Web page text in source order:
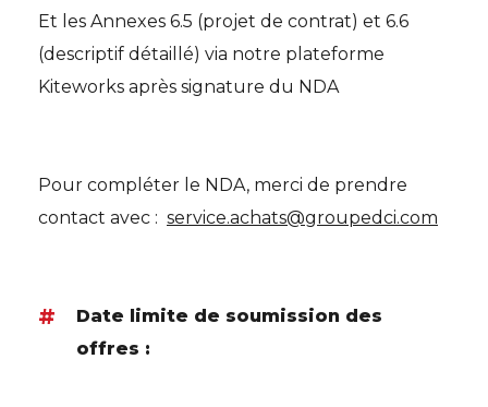
Et les Annexes 6.5 (projet de contrat) et 6.6
(descriptif détaillé) via notre plateforme
Kiteworks après signature du NDA
Pour compléter le NDA, merci de prendre
contact avec : service.achats@groupedci.com
Date limite de soumission des
offres :